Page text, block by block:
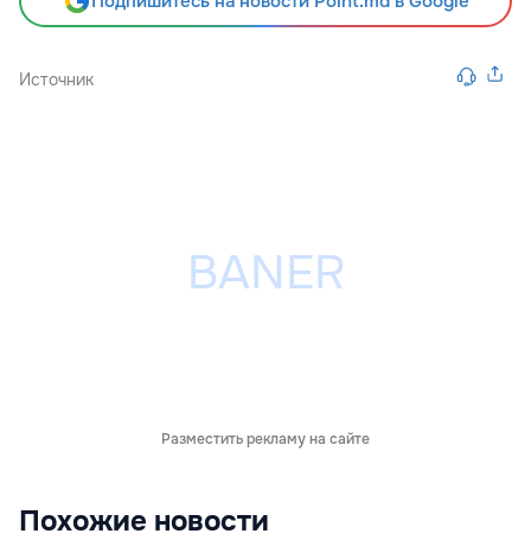
Источник
Разместить рекламу на сайте
Похожие новости